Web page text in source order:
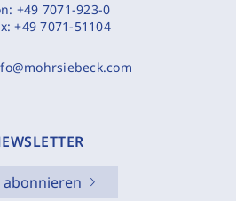
+49 7071-923-0
+49 7071-51104
abonnieren